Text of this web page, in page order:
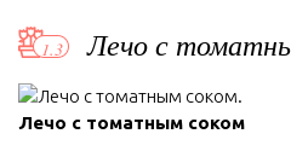
Лечо с
Лечо с томатным соком